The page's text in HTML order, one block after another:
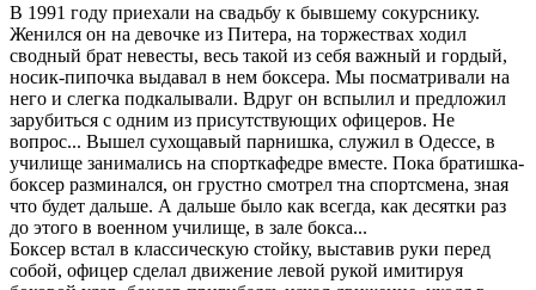
В 1991 году приехали на свадьбу к бывшему сокурснику.
Женился он на девочке из Питера, на торжествах ходил
сводный брат невесты, весь такой из себя важный и гордый,
носик-пипочка выдавал в нем боксера. Мы посматривали на
него и слегка подкалывали. Вдруг он вспылил и предложил
зарубиться с одним из присутствующих офицеров. Не
вопрос... Вышел сухощавый парнишка, служил в Одессе, в
училище занимались на спорткафедре вместе. Пока братишка-
боксер разминался, он грустно смотрел тна спортсмена, зная
что будет дальше. А дальше было как всегда, как десятки раз
до этого в военном училище, в зале бокса...
Боксер встал в классическую стойку, выставив руки перед
собой, офицер сделал движение левой рукой имитируя